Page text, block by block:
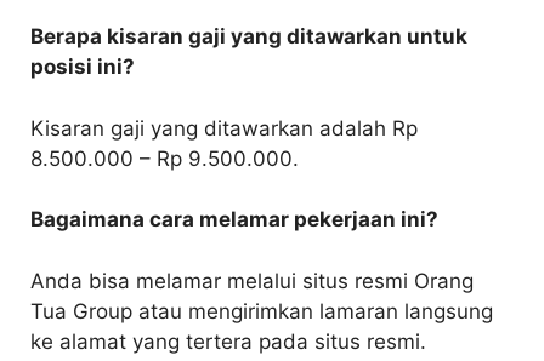
Berapa kisaran gaji yang ditawarkan untuk
posisi ini?
Kisaran gaji yang ditawarkan adalah Rp
8.500.000 – Rp 9.500.000.
Bagaimana cara melamar pekerjaan ini?
Anda bisa melamar melalui situs resmi Orang
Tua Group atau mengirimkan lamaran langsung
ke alamat yang tertera pada situs resmi.